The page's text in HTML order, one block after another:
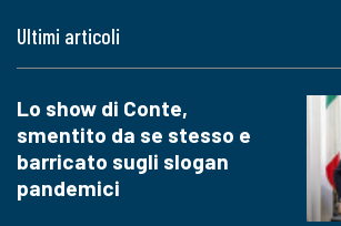
Ultimi articoli
Lo show di Conte,
smentito da se stesso e
barricato sugli slogan
pandemici